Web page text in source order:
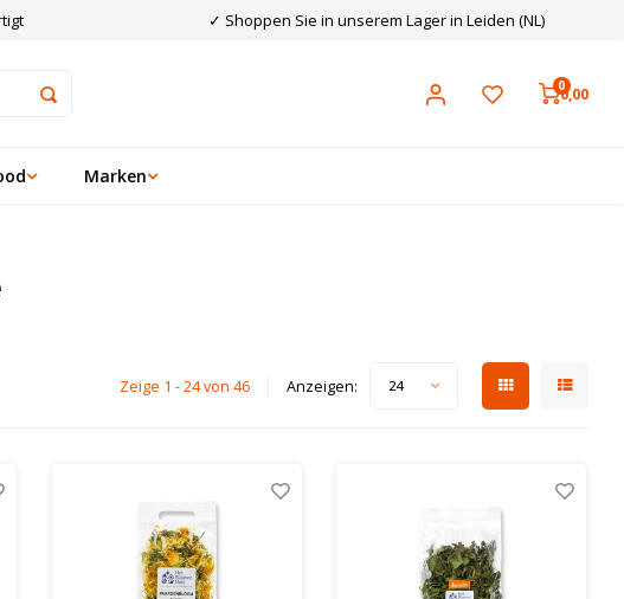
✓ Shoppen Sie in unserem Lager in Leiden (NL)
00,00
Marken
Zeige 1 - 24 von 46 Anzeigen: 24